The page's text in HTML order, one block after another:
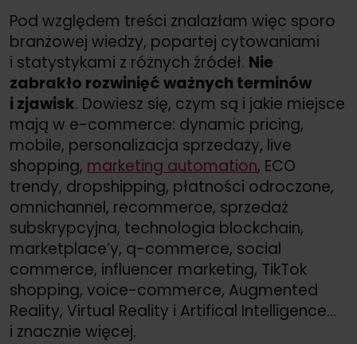
Pod względem treści znalazłam więc sporo
branżowej wiedzy, popartej cytowaniami
i statystykami z różnych źródeł. Nie
zabrakło rozwinięć ważnych terminów
i zjawisk. Dowiesz się, czym są i jakie miejsce
mają w e-commerce: dynamic pricing,
mobile, personalizacja sprzedaży, live
shopping, marketing automation, ECO
trendy, dropshipping, płatności odroczone,
omnichannel, recommerce, sprzedaż
subskrypcyjna, technologia blockchain,
marketplace’y, q-commerce, social
commerce, influencer marketing, TikTok
shopping, voice-commerce, Augmented
Reality, Virtual Reality i Artifical Intelligence…
i znacznie więcej.